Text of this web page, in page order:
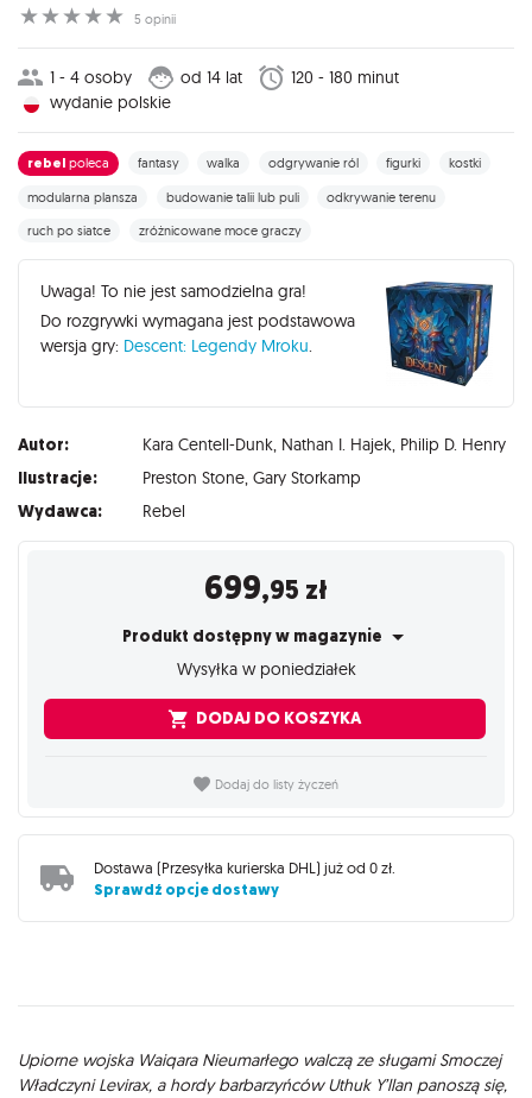
☆
☆
☆
☆
☆ 5 opinii
1 - 4 osoby od 14 lat
120 - 180 minut
wydanie polskie
rebel poleca fantasy walka odgrywanie ról figurki kostki
modularna plansza budowanie talii lub puli
odkrywanie terenu
ruch po siatce
zróżnicowane moce graczy
Uwaga! To nie jest samodzielna gra!
Do rozgrywki wymagana jest podstawowa
wersja gry: Descent: Legendy Mroku.
Autor: Kara Centell-Dunk, Nathan I. Hajek, Philip D. Henry
Ilustracje: Preston Stone, Gary Storkamp
Wydawca: Rebel
699,95 zł
Produkt dostępny w magazynie
Wysyłka w poniedziałek
DODAJ DO KOSZYKA
Dodaj do listy życzeń
Dostawa (Przesyłka kurierska DHL ) już od 0 zł
Sprawdź opcje dostawy
Opis
Upiorne wojska Waiqara Nieumarłego walczą ze sługami Smoczej
Władczyni Levirax, a hordy barbarzyńców Uthuk Y’llan panoszą się,